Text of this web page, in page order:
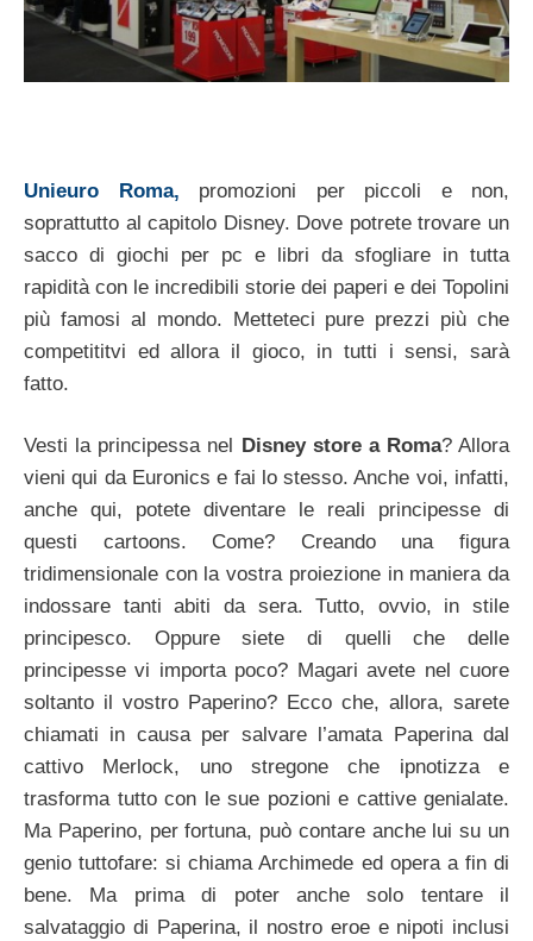
Unieuro Roma, promozioni per piccoli e non,
soprattutto al capitolo Disney. Dove potrete trovare un
sacco di giochi per pc e libri da sfogliare in tutta
rapidità con le incredibili storie dei paperi e dei Topolini
più famosi al mondo. Metteteci pure prezzi più che
competititvi ed allora il gioco, in tutti i sensi, sarà
fatto.
Vesti la principessa nel Disney store a Roma? Allora
vieni qui da Euronics e fai lo stesso. Anche voi, infatti,
anche qui, potete diventare le reali principesse di
questi cartoons. Come? Creando una figura
tridimensionale con la vostra proiezione in maniera da
indossare tanti abiti da sera. Tutto, ovvio, in stile
principesco. Oppure siete di quelli che delle
principesse vi importa poco? Magari avete nel cuore
soltanto il vostro Paperino? Ecco che, allora, sarete
chiamati in causa per salvare l’amata Paperina dal
cattivo Merlock, uno stregone che ipnotizza e
trasforma tutto con le sue pozioni e cattive genialate.
Ma Paperino, per fortuna, può contare anche lui su un
genio tuttofare: si chiama Archimede ed opera a fin di
bene. Ma prima di poter anche solo tentare il
salvataggio di Paperina, il nostro eroe e nipoti inclusi